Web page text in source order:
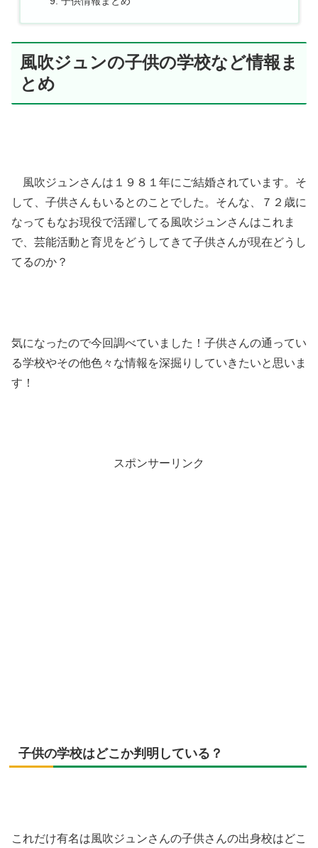
風吹ジュンの子供の学校など情報ま
とめ
風吹ジュンさんは１９８１年にご結婚されています。そ
して、子供さんもいるとのことでした。そんな、７２歳に
なってもなお現役で活躍してる風吹ジュンさんはこれま
で、芸能活動と育児をどうしてきて子供さんが現在どうし
てるのか？
気になったので今回調べていました！子供さんの通ってい
る学校やその他色々な情報を深掘りしていきたいと思いま
す！
スポンサーリンク
子供の学校はどこか判明している？
これだけ有名は風吹ジュンさんの子供さんの出身校はどこ